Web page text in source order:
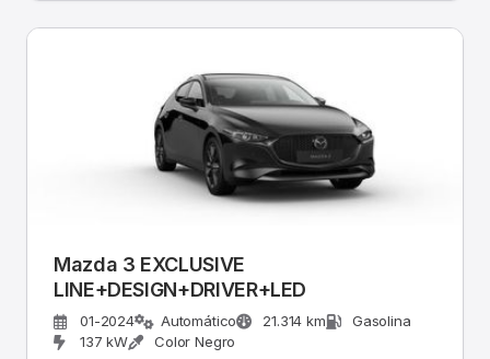
Mazda 3 EXCLUSIVE
LINE+DESIGN+DRIVER+LED
01-2024 Automático 21.314 km
Gasolina
137 kW
Color Negro